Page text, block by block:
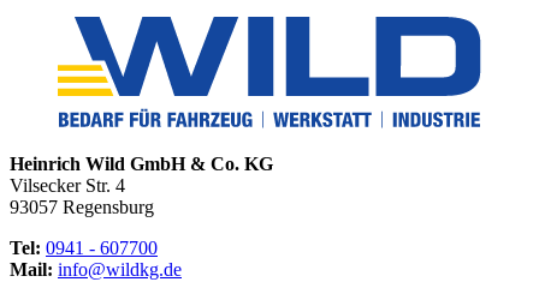
Heinrich Wild GmbH & Co. KG
Vilsecker Str. 4
93057 Regensburg
Tel: 0941 - 607700
Mail: info@wildkg.de